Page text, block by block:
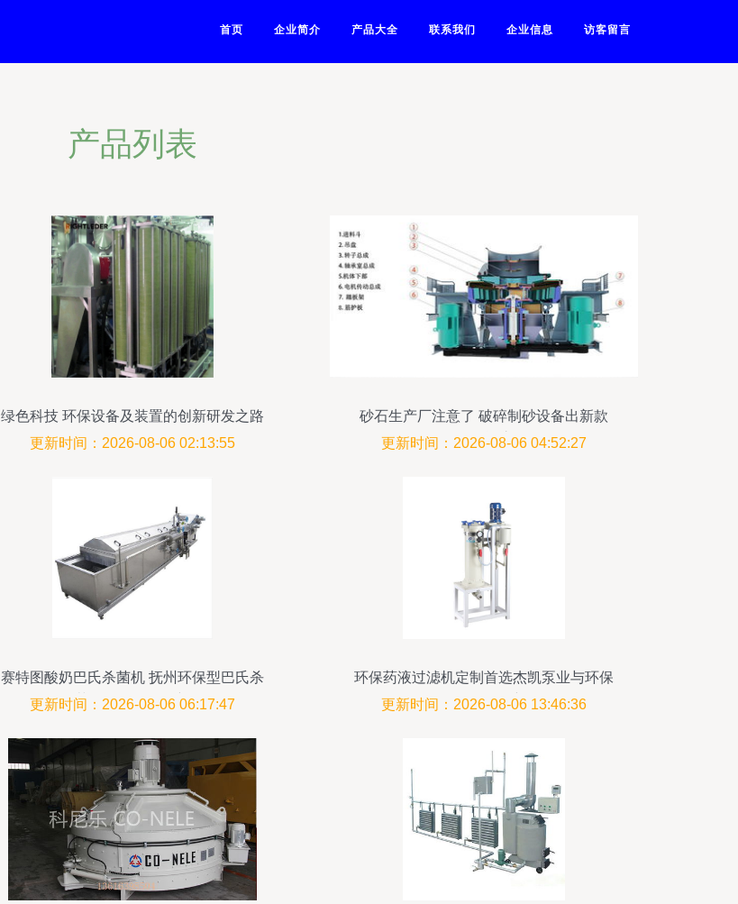
首页 企业简介 产品大全 联系我们 企业信息 访客留言
产品列表
绿色科技 环保设备及装置的创新研发之路
更新时间：2026-08-06 02:13:55
砂石生产厂注意了 破碎制砂设备出新款
了，性能惊人
更新时间：2026-08-06 04:52:27
赛特图酸奶巴氏杀菌机 抚州环保型巴氏杀
菌设备的研发创新
更新时间：2026-08-06 06:17:47
环保药液过滤机定制首选杰凯泵业与环保
设备研发创新
更新时间：2026-08-06 13:46:36